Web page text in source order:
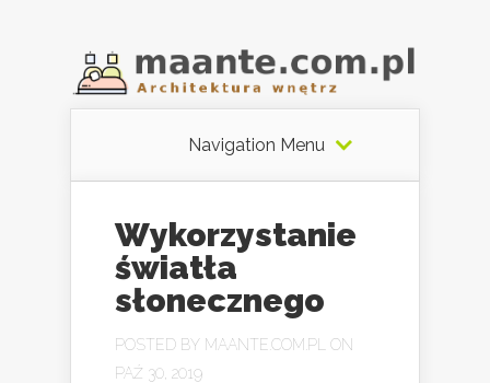
Navigation Menu
Wykorzystanie
światła
słonecznego
POSTED BY MAANTE.COM.PL
ON
PAŹ 30, 2019